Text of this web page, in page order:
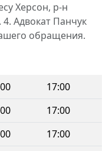
Херсон, р-н
Адвокат Панчук
обращения.
17:00
17:00
17:00